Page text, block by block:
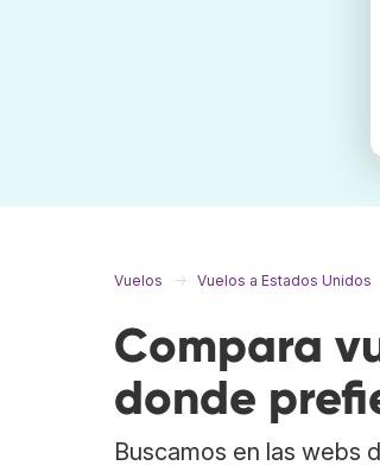
Vuelos Vuelos a Estados Unidos
Compara
donde
Buscamos en las webs